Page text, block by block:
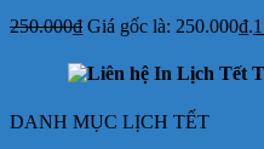
250.000₫ Giá gốc là: 250.000₫.
DANH MỤC LỊCH TẾT